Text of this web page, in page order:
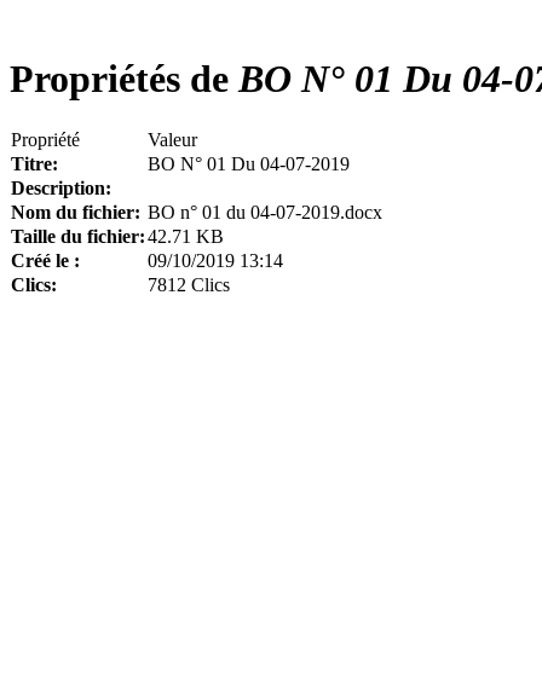
Propriétés deBO N° 01 Du 04-
Propriété
Valeur
Titre:
BO N° 01 Du 04-07-2019
Description:
Nom du fichier: BO n° 01 du 04-07-2019.docx
Taille du fichier:42.71 KB
Créé le :
09/10/2019 13:14
Clics:
7812 Clics